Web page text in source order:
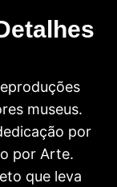
museus.
por
por Arte.
que leva